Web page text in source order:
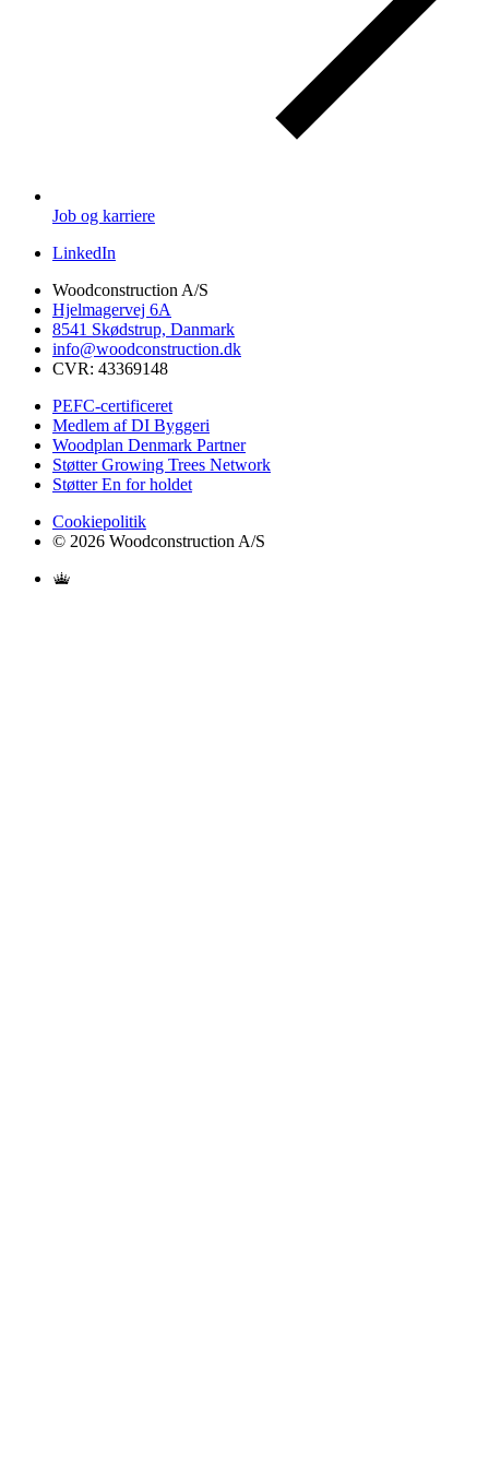
Job og karriere
LinkedIn
Woodconstruction A/S
Hjelmagervej 6A
8541 Skødstrup, Danmark
info@woodconstruction.dk
CVR: 43369148
PEFC-certificeret
Medlem af DI Byggeri
Woodplan Denmark Partner
Støtter Growing Trees Network
Støtter En for holdet
Cookiepolitik
© 2026 Woodconstruction A/S